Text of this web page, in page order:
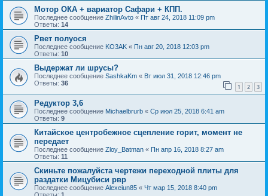
Мотор ОКА + вариатор Сафари + КПП.
Последнее сообщение ZhilinAvto « Пт авг 24, 2018 11:09 pm
Ответы: 14
Рвет полуося
Последнее сообщение KO3AK « Пн авг 20, 2018 12:03 pm
Ответы: 10
Выдержат ли шрусы?
Последнее сообщение SashkaKm « Вт июл 31, 2018 12:46 pm
Ответы: 36 1 2 3
Редуктор 3,6
Последнее сообщение Michaelbrurb « Ср июл 25, 2018 6:41 am
Ответы: 9
Китайское центробежное сцепление горит, момент не
передает
Последнее сообщение Zloy_Batman « Пн апр 16, 2018 8:27 am
Ответы: 11
Скиньте пожалуйста чертежи переходной плиты для
раздатки Мицубиси рвр
Последнее сообщение Alexeiun85 « Чт мар 15, 2018 8:40 pm